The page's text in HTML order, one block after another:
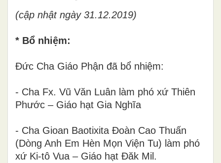
(cập nhật ngày 31.12.2019)
* Bổ nhiệm:
Đức Cha Giáo Phận đã bổ nhiệm:
- Cha Fx. Vũ Văn Luân làm phó xứ Thiên
Phước – Giáo hạt Gia Nghĩa
- Cha Gioan Baotixita Đoàn Cao Thuấn
(Dòng Anh Em Hèn Mọn Viện Tu) làm phó
xứ Ki-tô Vua – Giáo hạt Đăk Mil.